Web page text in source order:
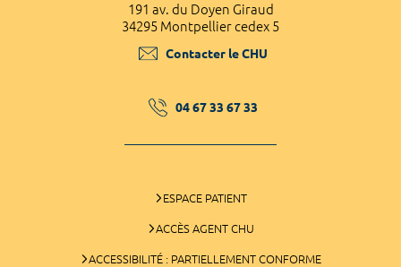
191 av. du Doyen Giraud
34295 Montpellier cedex 5
Contacter le CHU
04 67 33 67 33
ESPACE PATIENT
ACCÈS AGENT CHU
ACCESSIBILITÉ : PARTIELLEMENT CONFORME